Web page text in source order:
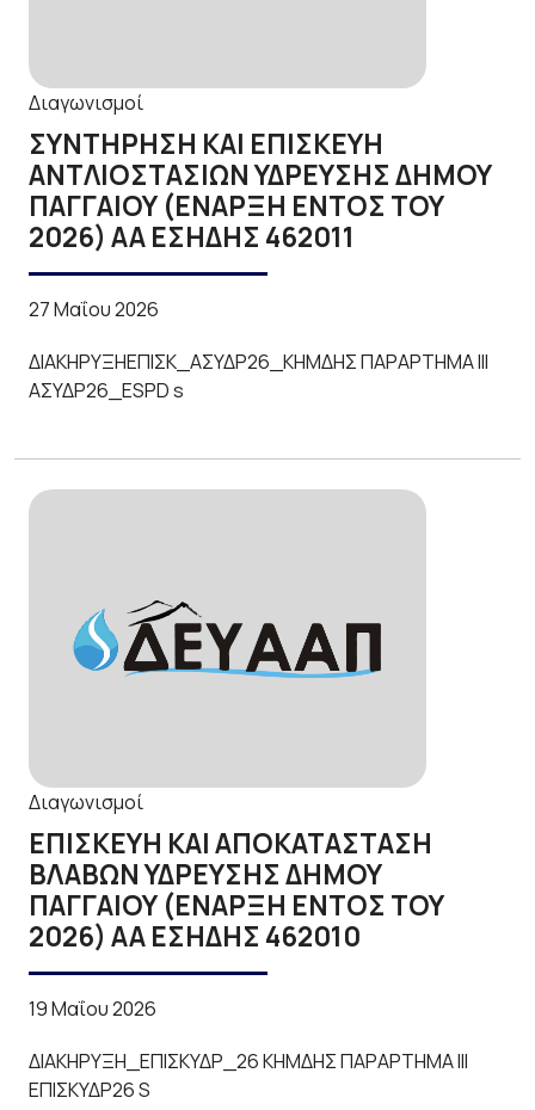
Διαγωνισμοί
ΣΥΝΤΗΡΗΣΗ ΚΑΙ ΕΠΙΣΚΕΥΗ
ΑΝΤΛΙΟΣΤΑΣΙΩΝ ΥΔΡΕΥΣΗΣ ΔΗΜΟΥ
ΠΑΓΓΑΙΟΥ (ΕΝΑΡΞΗ ΕΝΤΟΣ ΤΟΥ
2026) ΑΑ ΕΣΗΔΗΣ 462011
27 Μαΐου 2026
ΔΙΑΚΗΡΥΞΗΕΠΙΣΚ_ΑΣΥΔΡ26_ΚΗΜΔΗΣ ΠΑΡΑΡΤΗΜΑ ΙΙΙ
ΑΣΥΔΡ26_ESPD s
Διαγωνισμοί
ΕΠΙΣΚΕΥΗ ΚΑΙ ΑΠΟΚΑΤΑΣΤΑΣΗ
ΒΛΑΒΩΝ ΥΔΡΕΥΣΗΣ ΔΗΜΟΥ
ΠΑΓΓΑΙΟΥ (ΕΝΑΡΞΗ ΕΝΤΟΣ ΤΟΥ
2026) ΑΑ ΕΣΗΔΗΣ 462010
19 Μαΐου 2026
ΔΙΑΚΗΡΥΞΗ_ΕΠΙΣΚΥΔΡ_26 ΚΗΜΔΗΣ ΠΑΡΑΡΤΗΜΑ ΙΙΙ
ΕΠΙΣΚΥΔΡ26 S